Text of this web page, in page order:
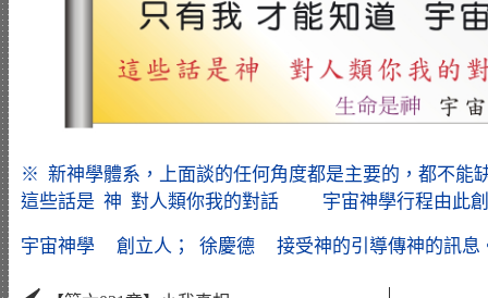
※ 新神學體系，上面談的任何角度都是主要的，都不能
這些話是 神 對人類你我的對話 宇宙神學行程由此創
宇宙神學 創立人； 徐慶德 接受神的引導傳神的訊息